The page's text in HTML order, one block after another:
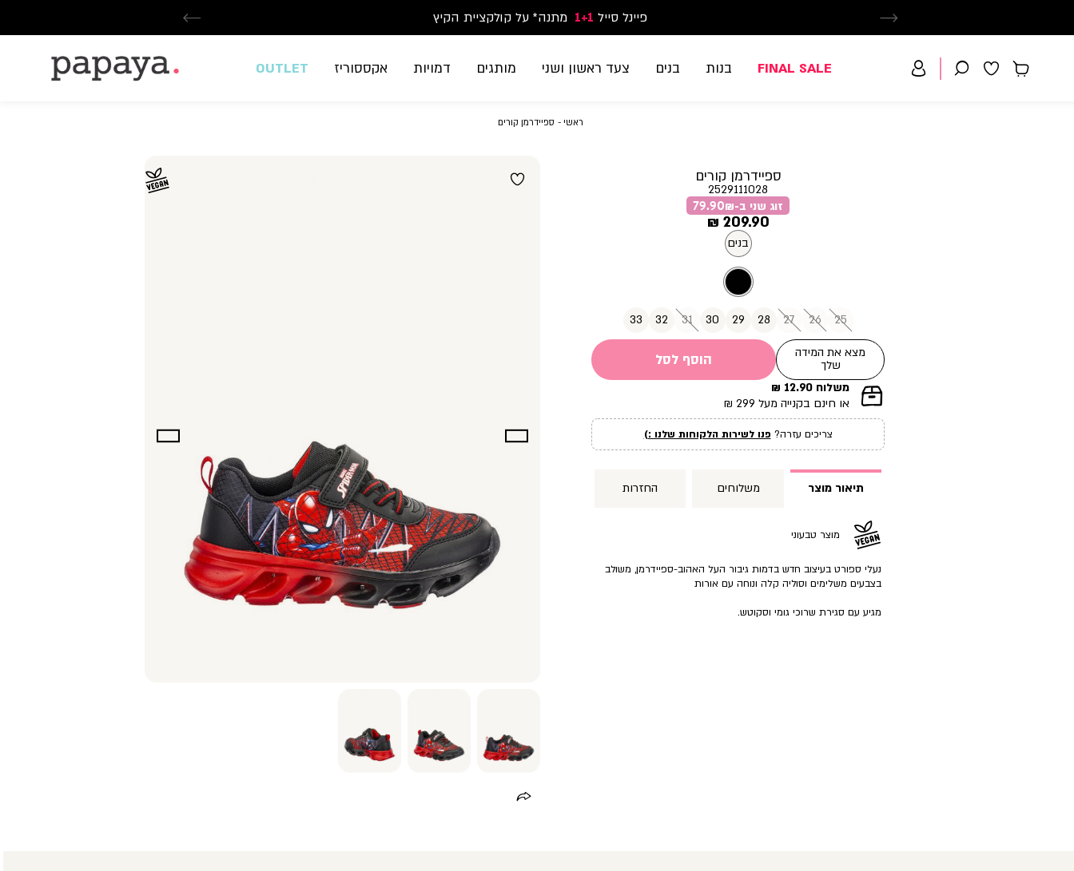
משלוח חינם בקנייה מעל 299₪ | זמני אספקה עד 5 ימי עסקים
פיינל סייל 1+1 מתנה* על קולקציית הקיץ
נעלי ספורט וסניקרס זוג שני החל מ-59.90
FINAL SALE בנות בנים צעד ראשון ושני מותגים דמויות אקססוריז OUTLET
ראשי ראשי
ספיידרמן קוריםספיידרמן
ספיידרמן קורים
2529111028
זוג שני ב-79.90₪
מחיר
מוצר
209.90 ₪
בנים
25
26
27
28
29
30
31
32
33
מצא את המידה
שלך
הוסף לסל
|
תומך
עמוד
מוצר
משלוח 12.90 ₪
או חינם בקנייה מעל 299 ₪
צריכים עזרה? פנו לשירות הלקוחות שלנו :)
תיאור מוצר משלוחים החזרות
מוצר טבעוני
נעלי ספורט בעיצוב חדש בדמות גיבור העל האהוב-ספיידרמן, משולב
בצבעים משלימים וסוליה קלה ונוחה עם אורות
מגיע עם סגירת שרוכי גומי וסקוטש.